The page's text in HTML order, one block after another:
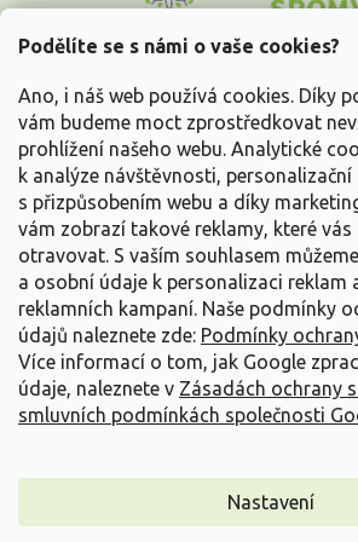
Podělíte se s námi o vaše cookies?
Ano, i náš web používá cookies. Díky
vám budeme moct zprostředkovat
prohlížení našeho webu. Analytické
k analýze návštěvnosti,
s přizpůsobením webu a díky
vám zobrazí takové reklamy, které vás
otravovat. S vaším souhlasem
a osobní údaje k personalizaci reklam
reklamních kampaní. Naše podmínky
údajů naleznete zde: Podmínky
Více informací o tom, jak Google
údaje, naleznete v Zásadách ochrany
smluvních podmínkách společnosti
Nastavení
p
Vše o nákupu
Informace pro Vás
Kontakujte nás
Vytvořil